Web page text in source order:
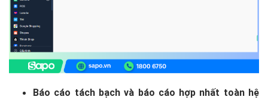
Báo cáo tách bạch và báo cáo hợp nhất toàn hệ